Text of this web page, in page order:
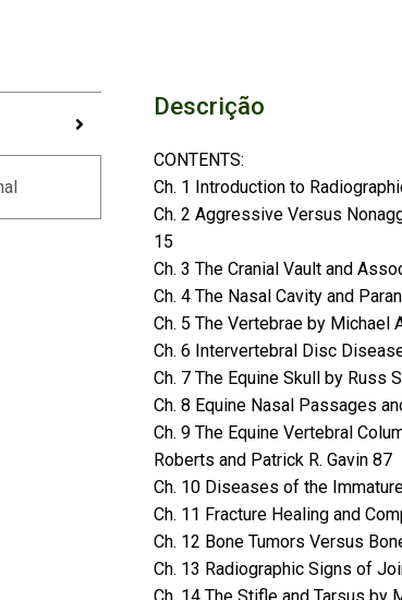
Descrição
CONTENTS:
Ch. 1 Introduction to
Ch. 2 Aggressive Versus
15
Ch. 3 The Cranial Vault and
Ch. 4 The Nasal Cavity and
Ch. 5 The Vertebrae by Michael
Ch. 6 Intervertebral Disc
Ch. 7 The Equine Skull by Russ
Ch. 8 Equine Nasal Passages
Ch. 9 The Equine Vertebral
Roberts and Patrick R. Gavin 87
Ch. 10 Diseases of the
Ch. 11 Fracture Healing and
Ch. 12 Bone Tumors Versus
Ch. 13 Radiographic Signs of
Ch. 14 The Stifle and Tarsus by